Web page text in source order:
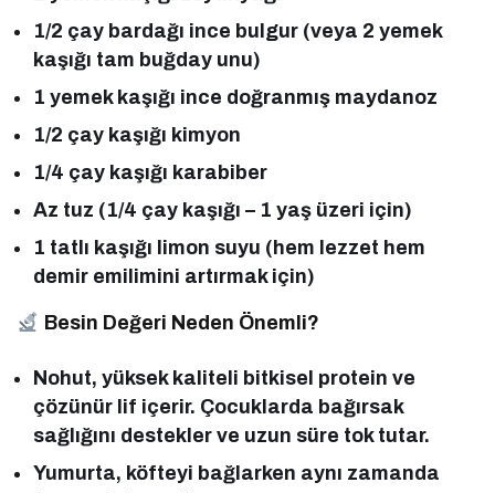
1/2 çay bardağı ince bulgur (veya 2 yemek
kaşığı tam buğday unu)
1 yemek kaşığı ince doğranmış maydanoz
1/2 çay kaşığı kimyon
1/4 çay kaşığı karabiber
Az tuz (1/4 çay kaşığı – 1 yaş üzeri için)
1 tatlı kaşığı limon suyu (hem lezzet hem
demir emilimini artırmak için)
Besin Değeri Neden Önemli?
Nohut, yüksek kaliteli bitkisel protein ve
çözünür lif içerir. Çocuklarda bağırsak
sağlığını destekler ve uzun süre tok tutar.
Yumurta, köfteyi bağlarken aynı zamanda